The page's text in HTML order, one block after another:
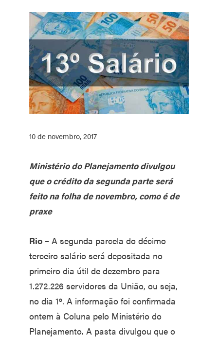
10 de novembro, 2017
Ministério do Planejamento divulgou
que o crédito da segunda parte será
feito na folha de novembro, como é de
praxe
Rio – A segunda parcela do décimo
terceiro salário será depositada no
primeiro dia útil de dezembro para
1.272.226 servidores da União, ou seja,
no dia 1º. A informação foi confirmada
ontem à Coluna pelo Ministério do
Planejamento. A pasta divulgou que o